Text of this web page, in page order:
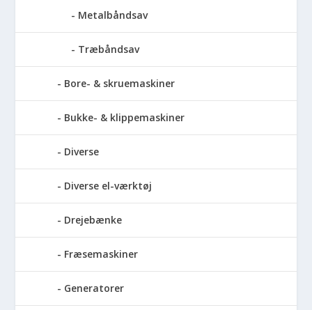
Metalbåndsav
Træbåndsav
Bore- & skruemaskiner
Bukke- & klippemaskiner
Diverse
Diverse el-værktøj
Drejebænke
Fræsemaskiner
Generatorer